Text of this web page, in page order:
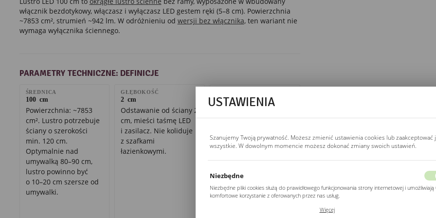
włącznik bezdotykowy, włączasz i wyłączasz LED gestem ręki (5–8 cm). Powierzchnia
~7853 cm², strumień ~942 lm. W odróżnieniu od wersji bez włącznika, ten wariant nie
wymaga wyłącznika ściennego.
PARAMETRY TECHNICZNE: DEFINICJE
ŚREDNICA
100 cm
Powierzchnia: ~7853
cm². Lustro potrzebuje
ściany o szerokości
min. 120 cm.
Optymalnie nad
umywalką 80–90 cm,
lustro powinno być
o 10–20 cm szersze od
umywalki.
GŁĘBOKOŚĆ
2 cm
Odstawanie od ściany 2
cm, mieści taśmę LED
i zasilacz. Nie koliduje
z szafkami
łazienkowymi.
włącznik bezdotykowy
w dolnej krawędzi
w odległości 5–8 cm.
Jedno przesunięcie
włącza, drugie wyłącza
LED. Nie wymaga
wyłącznika ściennego,
nadaje się do
USTAWIENIA
Szanujemy Twoją prywatność. Możesz zmienić ustawienia cookies lub zaakceptować
wszystkie. W dowolnym momencie możesz dokonać zmiany swoich ustawień.
Niezbędne
Niezbędne pliki cookies służą do prawidłowego funkcjonowania strony internetowej i umożliwiają
komfortowe korzystanie z oferowanych przez nas usług.
Twoich ustawień preferencji prywatności, logowania czy wypełniania formularzy. Dzięki plikom
Więcej